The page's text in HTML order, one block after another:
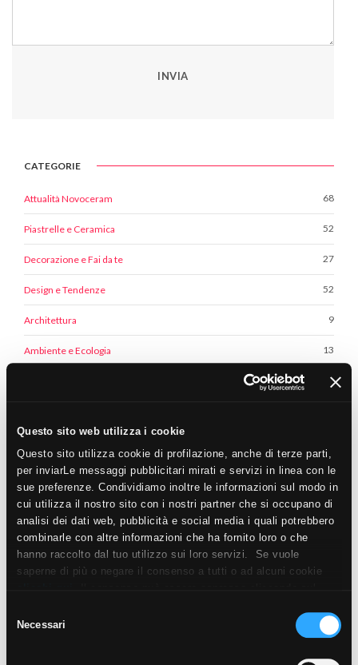
Questo sito web utilizza i cookie
Questo sito utilizza cookie di profilazione, anche di terze parti,
per inviarLe messaggi pubblicitari mirati e servizi in linea con le
sue preferenze. Condividiamo inoltre le informazioni sul modo in
cui utilizza il nostro sito con i nostri partner che si occupano di
analisi dei dati web, pubblicità e social media i quali potrebbero
combinarle con altre informazioni che ha fornito loro o che
hanno raccolto dal tuo utilizzo sui loro servizi. Se vuole
saperne di più o negare il consenso a tutti o ad alcuni cookie
può negare il consenso sul tasto “Rifiuta".
delNecessari
INVIA
CATEGORIE
Attualità Novoceram 68
Piastrelle e Ceramica 52
Decorazione e Fai da te 27
Design e Tendenze 52
Architettura 9
Ambiente e Ecologia 13
1
ULTIMI POST
La nostra performance in materia di RSI
premiata: la medaglia d’argento EcoVadis
24 Giugno 2026
Come arredare un bagno moderno: 10 elementi
per un ambiente da sogno
6 Maggio 2026